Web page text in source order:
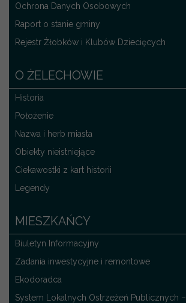
Ochrona Danych Osobowych
Raport o stanie gminy
Rejestr Żłobków i Klubów Dziecięcych
O ŻELECHOWIE
Historia
Położenie
Nazwa i herb miasta
Obiekty nieistniejące
Ciekawostki z kart historii
Legendy
MIESZKAŃCY
Biuletyn Informacyjny
Zadania inwestycyjne i remontowe
Ekodoradca
System Lokalnych Ostrzeżeń Publicznych –